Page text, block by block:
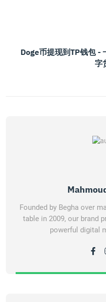
Doge币提现到TP钱包 -
字
Founded by Begha over
table in 2009, our brand
powerful digital